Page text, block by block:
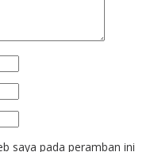
saya pada peramban ini